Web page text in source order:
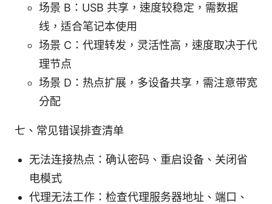
场景 B：USB 共享，速度较稳定，需数据
线，适合笔记本使用
场景 C：代理转发，灵活性高，速度取决于代
理节点
场景 D：热点扩展，多设备共享，需注意带宽
分配
七、常见错误排查清单
无法连接热点：确认密码、重启设备、关闭省
电模式
代理无法工作：检查代理服务器地址、端口、